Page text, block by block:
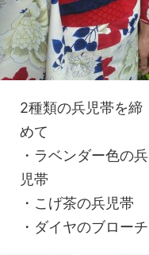
2種類の兵児帯を締
めて
・ラベンダー色の兵
児帯
・こげ茶の兵児帯
・ダイヤのブローチ